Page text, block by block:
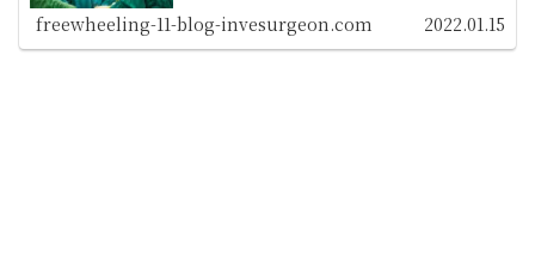
ん器用であればいいですが，絶対...
freewheeling-11-blog-invesurgeon.com 2022.01.15